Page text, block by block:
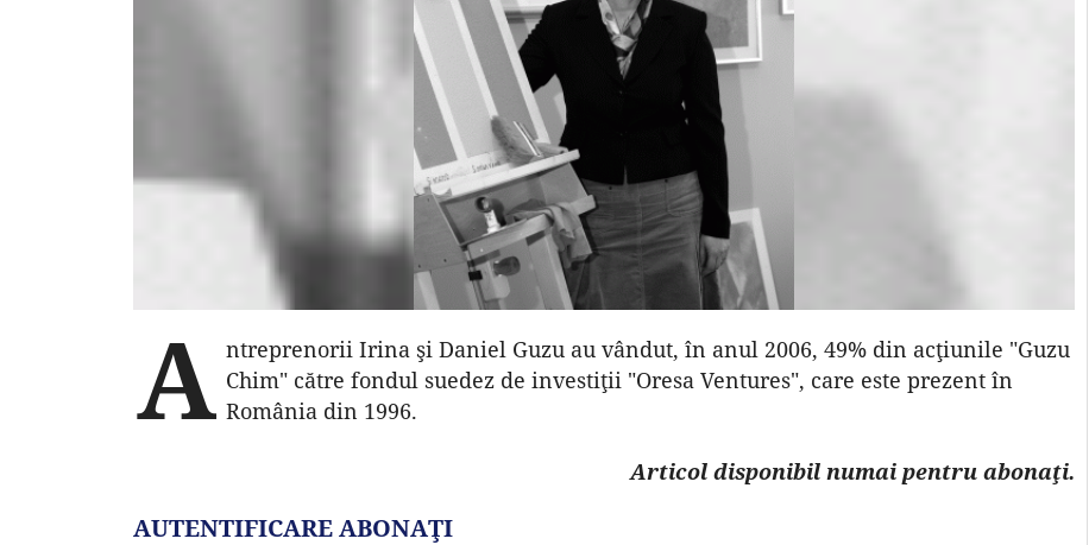
A ntreprenorii Irina şi Daniel Guzu au vândut, în anul 2006, 49% din acţiunile "Guzu
Chim" către fondul suedez de investiţii "Oresa Ventures", care este prezent în
România din 1996.
Articol disponibil numai pentru abonaţi.
AUTENTIFICARE ABONAŢI